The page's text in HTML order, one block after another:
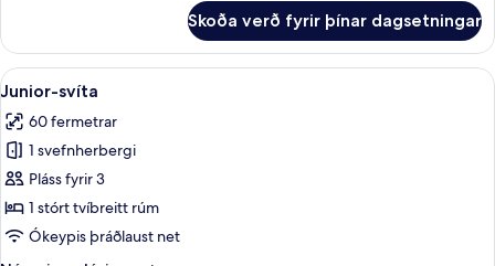
-
stórt
rúm
Skoða verð fyrir þínar dagsetningar
Skoða
allar
myndir
fyrir
Junior-
svíta
Junior-svíta | Rúmföt af bestu gerð,
5
Junior-svíta
60 fermetrar
1 svefnherbergi
Pláss fyrir 3
1 stórt tvíbreitt rúm
Ókeypis þráðlaust net